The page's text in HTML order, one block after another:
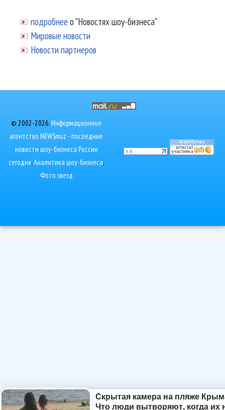
подробнее о "Новостях шоу-бизнеса"
Мировые новости
Новости партнеров
© 2002-2026.Информационное
агентство NEWSmuz - последние
новости шоу-бизнеса России
сегодня.Аналитика шоу-бизнеса,
Фото звезд
Скрытая камера на пляже
Что люди вытворяют, когда их